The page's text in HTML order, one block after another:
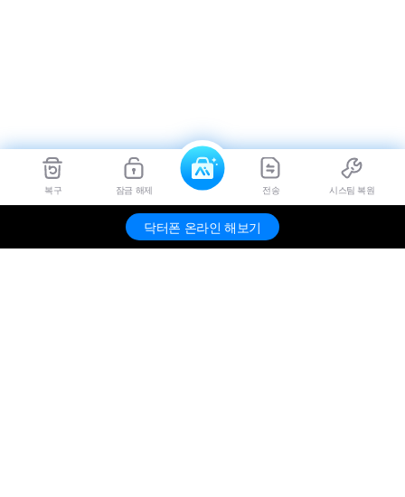
복구 잠금 해제 전송 시스팀 복원
닥터폰 온라인 해보기